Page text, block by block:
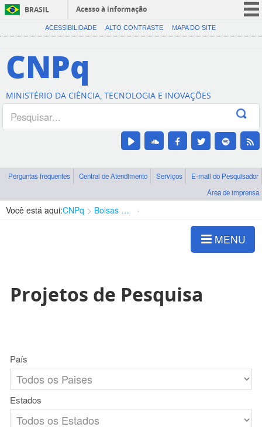
BRASIL
Acesso à informação
CORONAVÍRUS (COVID-19)
Canais
ACESSIBILIDADE ALTO CONTRASTE MAPA DO SITE
CNPq
MINISTÉRIO DA CIÊNCIA, TECNOLOGIA E INOVAÇÕES
Perguntas frequentes Central de Atendimento Serviços
E-mail do Pesquisador
Área de imprensa
Você está aqui:CNPq Bolsas e Auxílios Vigentes
MENU
Projetos de Pesquisa
País
Estados